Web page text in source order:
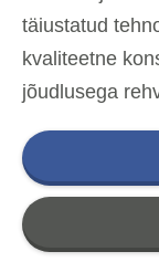
täiustatud
kvaliteetne
jõudlusega